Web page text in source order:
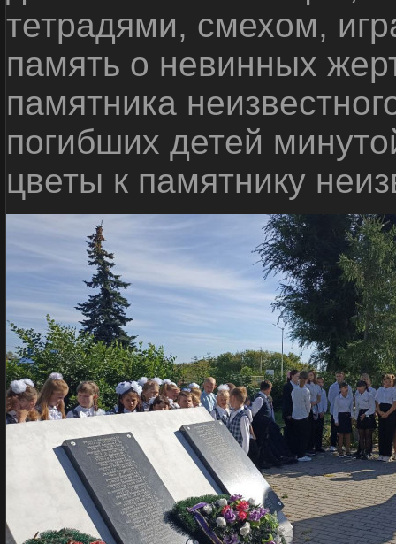
тетрадями, смехом,
память о невинных
памятника
погибших детей
цветы к памятнику